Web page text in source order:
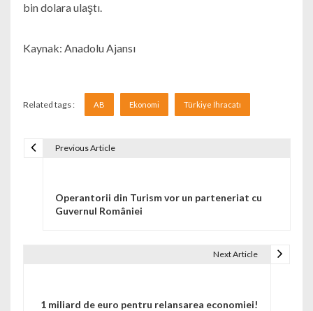
bin dolara ulaştı.
Kaynak: Anadolu Ajansı
Related tags : AB Ekonomi Türkiye İhracatı
Previous Article
Operantorii din Turism vor un parteneriat cu
Guvernul României
Next Article
1 miliard de euro pentru relansarea economiei!